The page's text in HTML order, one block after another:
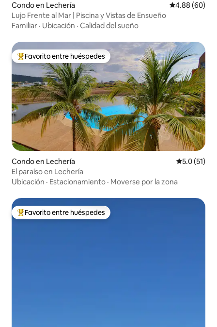
Condo en Lechería Calificación
4.88 (60)
Lujo Frente al Mar | Piscina y Vistas de Ensueño
Familiar · Ubicación · Calidad del sueño
Favorito entre huéspedes preferido
Favorito entre huéspedes
Condo en Lechería Calificación
5.0 (51)
El paraíso en Lechería
Ubicación · Estacionamiento · Moverse por la zona
Favorito entre huéspedes preferido
Favorito entre huéspedes